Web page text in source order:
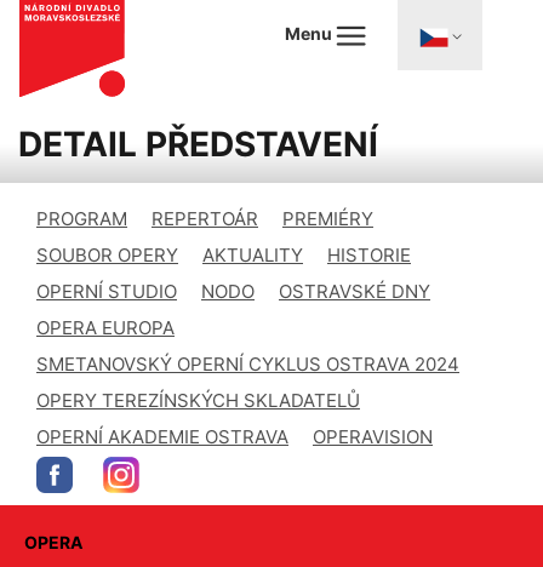
Menu
DETAIL PŘEDSTAVENÍ
PROGRAM REPERTOÁR
PREMIÉRY
SOUBOR OPERY
AKTUALITY
HISTORIE
OPERNÍ STUDIO
NODO
OSTRAVSKÉ DNY
OPERA EUROPA
SMETANOVSKÝ OPERNÍ CYKLUS OSTRAVA 2024
OPERY TEREZÍNSKÝCH SKLADATELŮ
OPERNÍ AKADEMIE OSTRAVA
OPERAVISION
OPERA